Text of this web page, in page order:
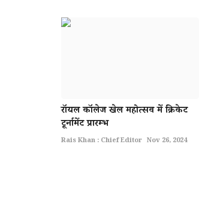
राॅयल काॅलेज खेल महोत्सव में क्रिकेट
टूर्नामेंट प्रारम्भ
Rais Khan : Chief Editor Nov 26, 2024